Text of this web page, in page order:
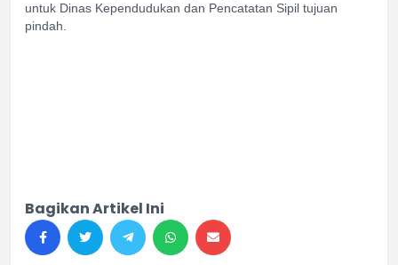
untuk Dinas Kependudukan dan Pencatatan Sipil tujuan
pindah.
Bagikan Artikel Ini